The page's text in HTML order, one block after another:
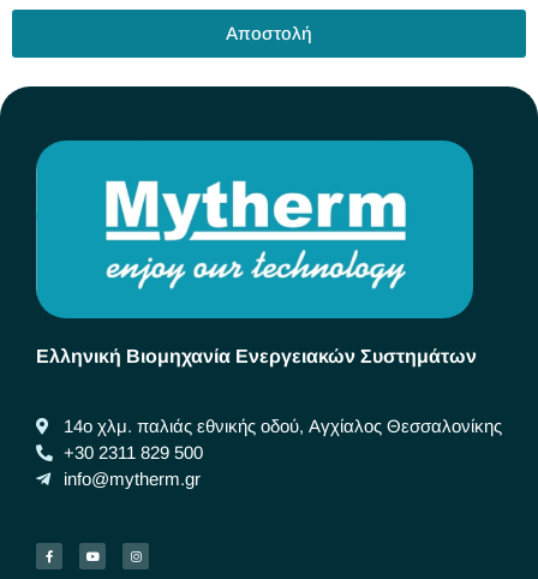
Αποστολή
Ελληνική Βιομηχανία Ενεργειακών Συστημάτων
14ο χλμ. παλιάς εθνικής οδού, Αγχίαλος Θεσσαλονίκης
+30 2311 829 500
info@mytherm.gr